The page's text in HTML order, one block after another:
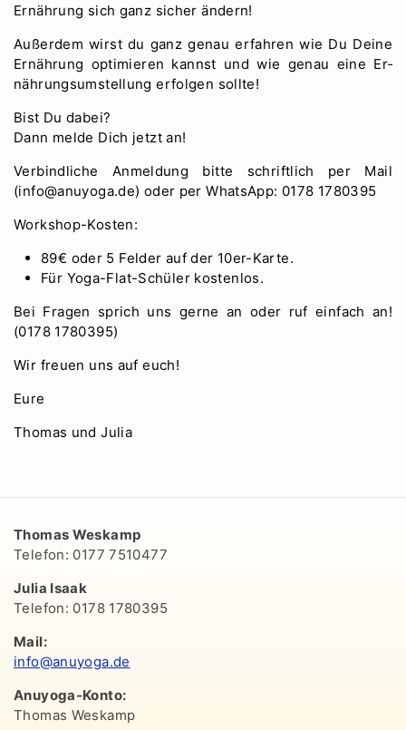
Er­näh­rung sich ganz sicher ändern!
Außerdem wirst du ganz genau erfahren wie Du Deine
Er­näh­rung optimieren kannst und wie genau eine Er­
näh­rungsumstellung erfolgen sollte!
Bist Du dabei?
Dann melde Dich jetzt an!
Verbindliche Anmeldung bitte schriftlich per Mail
(info@anuyoga.de) oder per WhatsApp: 0178 1780395
Workshop-Kosten:
89€ oder 5 Felder auf der 10er-Karte.
Für Yoga-Flat-Schüler kostenlos.
Bei Fragen sprich uns gerne an oder ruf einfach an!
(0178 1780395)
Wir freuen uns auf euch!
Eure
Thomas und Julia
Thomas Weskamp
Telefon: 0177 7510477
Julia Isaak
Telefon: 0178 1780395
Mail:
info@anuyoga.de
Anuyoga-Konto:
Thomas Weskamp